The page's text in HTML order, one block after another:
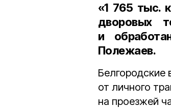
«1 765 тыс.
дворовых
и
Полежаев.
Белгородские
от личного
на проезжей